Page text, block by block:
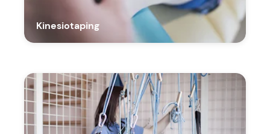
Kinesiotaping